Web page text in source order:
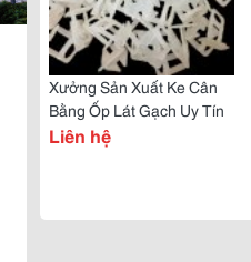
Xưởng Sản Xuất Ke Cân
Bằng Ốp Lát Gạch Uy Tín
Liên hệ